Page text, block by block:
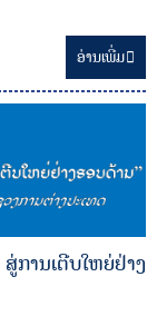
ອ່ານ​ເພີ່ມ
ານເຕີບໃຫຍ່ຢ່າງ